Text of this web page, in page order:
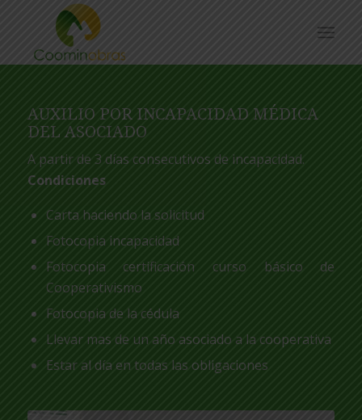
AUXILIO POR INCAPACIDAD MÉDICA
DEL ASOCIADO
A partir de 3 días consecutivos de incapacidad.
Condiciones
Carta haciendo la solicitud
Fotocopia incapacidad
Fotocopia certificación curso básico de
Cooperativismo
Fotocopia de la cédula
Llevar mas de un año asociado a la cooperativa
Estar al día en todas las obligaciones